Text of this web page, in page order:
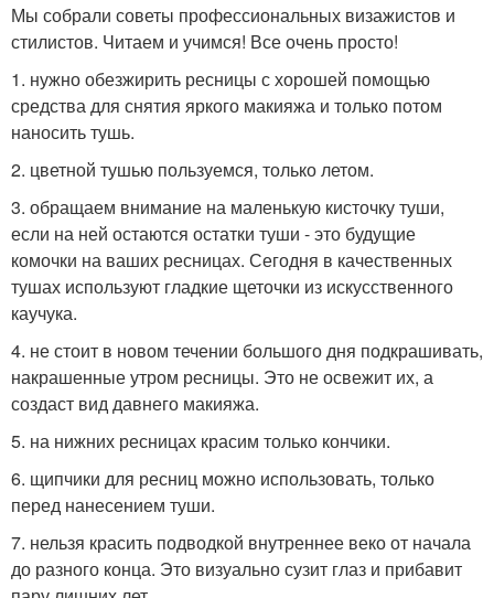
Мы собрали советы профессиональных визажистов и
стилистов. Читаем и учимся! Все очень просто!
1. нужно обезжирить ресницы с хорошей помощью
средства для снятия яркого макияжа и только потом
наносить тушь.
2. цветной тушью пользуемся, только летом.
3. обращаем внимание на маленькую кисточку туши,
если на ней остаются остатки туши - это будущие
комочки на ваших ресницах. Сегодня в качественных
тушах используют гладкие щеточки из искусственного
каучука.
4. не стоит в новом течении большого дня подкрашивать,
накрашенные утром ресницы. Это не освежит их, а
создаст вид давнего макияжа.
5. на нижних ресницах красим только кончики.
6. щипчики для ресниц можно использовать, только
перед нанесением туши.
7. нельзя красить подводкой внутреннее веко от начала
до разного конца. Это визуально сузит глаз и прибавит